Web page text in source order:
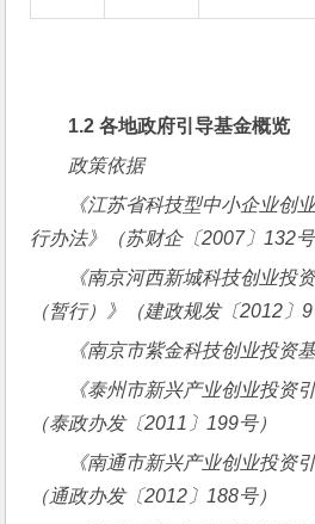
1.2 各地政府引导基金概览
政策依据
《江苏省科技型中小企业创
行办法》（苏财企〔2007〕 132号
《南京河西新城科技创业投
（暂行）》（建政规发〔2012 〕9
《南京市紫金科技创业投资
《泰州市新兴产业创业投资
（泰政办发〔2011 〕 199号）
《南通市新兴产业创业投资
（通政办发〔2012 〕 188号）